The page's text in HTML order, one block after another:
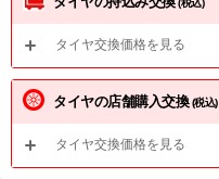
(税込)
タイヤ交換価格を見る
タイヤの店舗購入交換(税込)
タイヤ交換価格を見る